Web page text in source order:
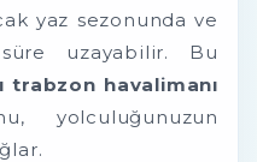
yaz sezonunda ve
uzayabilir. Bu
trabzon havalimanı
yolculuğunuzun